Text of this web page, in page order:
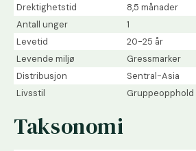
Drektighetstid
8,5 månader
Antall unger
1
Levetid
20-25 år
Levende miljø
Gressmarker
Distribusjon
Sentral-Asia
Livsstil
Gruppeopphold
Taksonomi